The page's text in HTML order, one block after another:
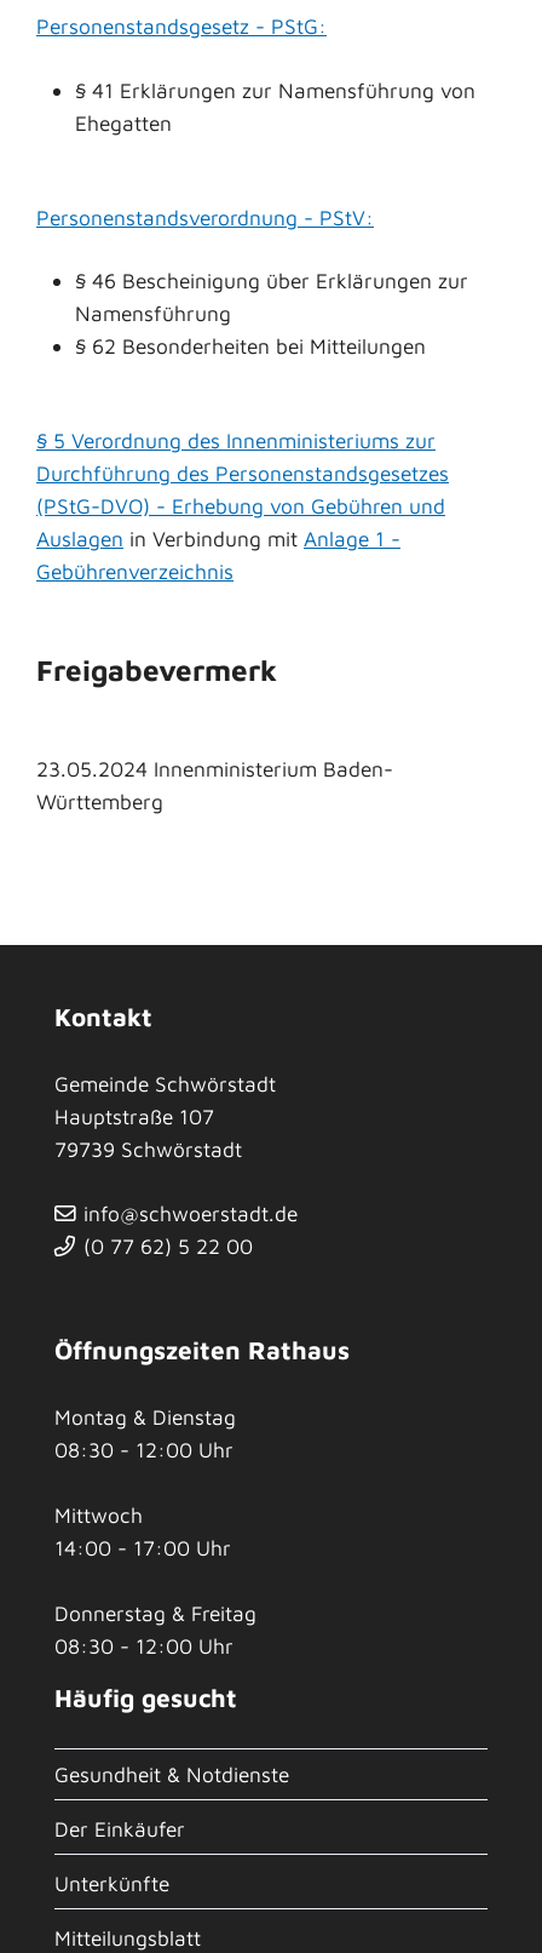
Personenstandsgesetz - PStG:
§ 41 Erklärungen zur Namensführung von
Ehegatten
Personenstandsverordnung - PStV:
§ 46 Bescheinigung über Erklärungen zur
Namensführung
§ 62 Besonderheiten bei Mitteilungen
§ 5 Verordnung des Innenministeriums zur
Durchführung des Personenstandsgesetzes
(PStG-DVO) - Erhebung von Gebühren und
Auslagen in Verbindung mit Anlage 1 -
Gebührenverzeichnis
Freigabevermerk
23.05.2024 Innenministerium Baden-
Württemberg
Kontakt
Gemeinde Schwörstadt
Hauptstraße 107
79739 Schwörstadt
info@schwoerstadt.de
(0 77 62) 5 22 00
Öffnungszeiten Rathaus
Montag & Dienstag
08:30 - 12:00 Uhr
Mittwoch
14:00 - 17:00 Uhr
Donnerstag & Freitag
08:30 - 12:00 Uhr
Häufig gesucht
Gesundheit & Notdienste
Der Einkäufer
Unterkünfte
Mitteilungsblatt